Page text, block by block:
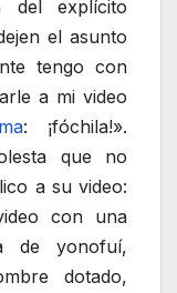
del explícito
el asunto
tengo con
a mi video
: ¡fóchila!».
que no
a su video:
con una
de yonofuí,
dotado,